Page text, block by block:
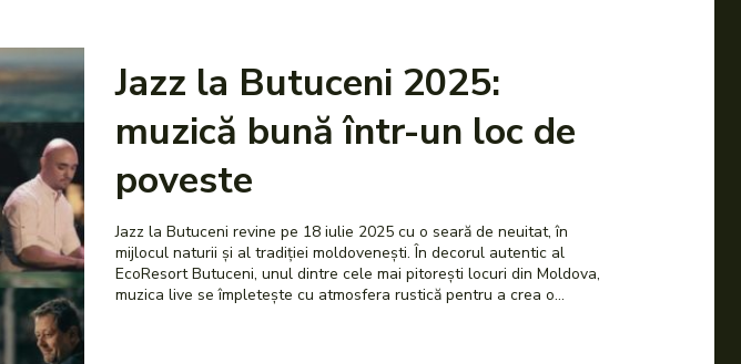
Jazz la Butuceni 2025:
muzică bună într-un loc de
poveste
Jazz la Butuceni revine pe 18 iulie 2025 cu o seară de neuitat, în
mijlocul naturii și al tradiției moldovenești. În decorul autentic al
EcoResort Butuceni, unul dintre cele mai pitorești locuri din Moldova,
muzica live se împletește cu atmosfera rustică pentru a crea o...